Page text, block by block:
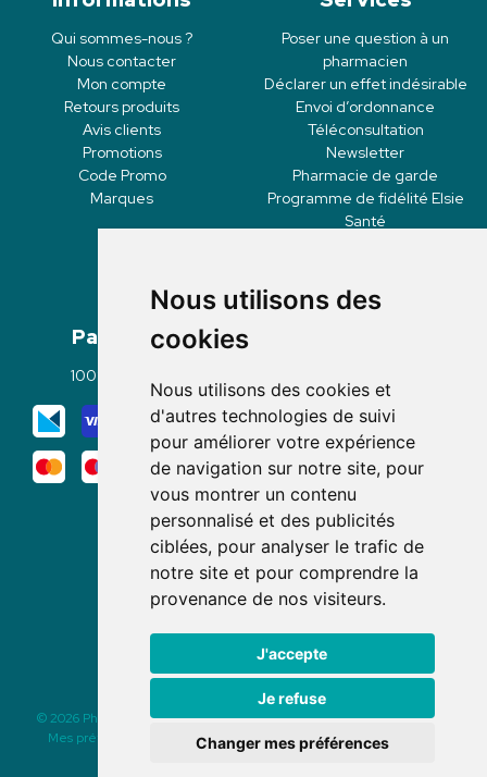
Nous utilisons des
cookies
Nous utilisons des cookies et
d'autres technologies de suivi
pour améliorer votre expérience
de navigation sur notre site, pour
vous montrer un contenu
personnalisé et des publicités
ciblées, pour analyser le trafic de
notre site et pour comprendre la
provenance de nos visiteurs.
J'accepte
Je refuse
Changer mes préférences
Qui sommes-nous ?
Nous contacter
Mon compte
Retours produits
Avis clients
Promotions
Code Promo
Marques
Poser une question à un
pharmacien
Déclarer un effet indésirable
Envoi d’ordonnance
Téléconsultation
Newsletter
Pharmacie de garde
Programme de fidélité Elsie
Santé
Paiement
100% sécurisé
Mode de livraison
Nous suivre
© 2026 Pharmacie des Rochettes | Tous droits réservés | Apotekisto
Mes préférences Cookies | Mentions légales | CGV | Données
personnelles
Cookies